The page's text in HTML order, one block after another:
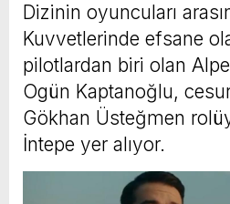
Dizinin oyuncuları
Kuvvetlerinde efsane
pilotlardan biri olan
Ogün Kaptanoğlu,
Gökhan Üsteğmen
İntepe yer alıyor.